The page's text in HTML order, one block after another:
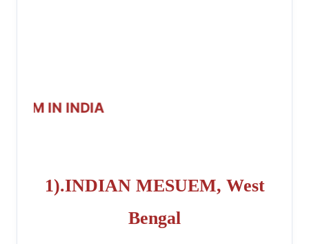
1).INDIAN MESUEM, West
Bengal